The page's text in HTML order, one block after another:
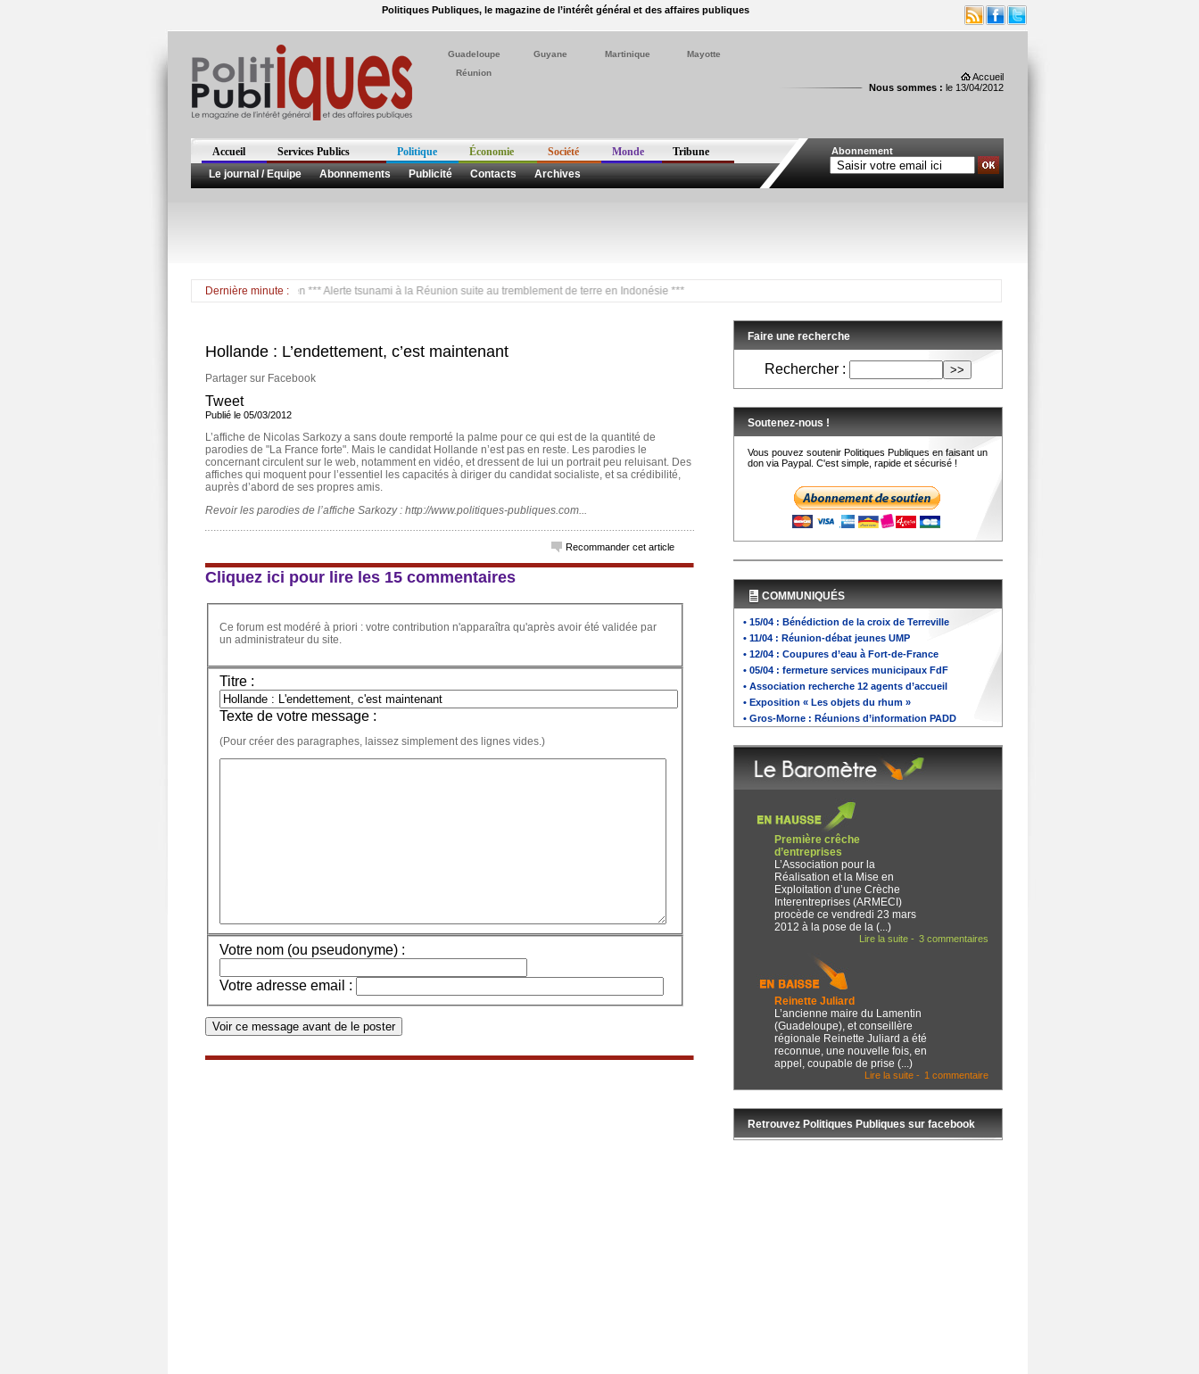
Politiques Publiques, le magazine de l’intérêt général et des affaires publiques
Accueil
Nous sommes : le 13/04/2012
Guadeloupe Guyane Martinique
Mayotte
Réunion
Abonnement
Accueil Services Publics Politique Économie Société Monde
Tribune
Le journal / Equipe
Abonnements Publicité Contacts Archives
Dernière minute :
*** Mort d'Ahmed Ben Bella, 1er Président Algérien *** Alerte tsunami à la Réunion suite au tremblement de terre en Indonésie ***
Hollande : L’endettement, c’est maintenant
Partager sur Facebook
Tweet
Publié le 05/03/2012
L’affiche de Nicolas Sarkozy a sans doute remporté la palme pour ce qui est de la quantité de
parodies de "La France forte". Mais le candidat Hollande n’est pas en reste. Les parodies le
concernant circulent sur le web, notamment en vidéo, et dressent de lui un portrait peu reluisant. Des
affiches qui moquent pour l’essentiel les capacités à diriger du candidat socialiste, et sa crédibilité,
auprès d’abord de ses propres amis.
Revoir les parodies de l’affiche Sarkozy : http://www.politiques-publiques.com...
Recommander cet article
Cliquez ici pour lire les 15 commentaires
Ce forum est modéré à priori : votre contribution n'apparaîtra qu'après avoir été validée par
un administrateur du site.
Titre :
Texte de votre message :
(Pour créer des paragraphes, laissez simplement des lignes vides.)
Votre nom (ou pseudonyme) :
Votre adresse email :
Faire une recherche
Rechercher :
Soutenez-nous !
Vous pouvez soutenir Politiques Publiques en faisant un
don via Paypal. C'est simple, rapide et sécurisé !
COMMUNIQUÉS
• 15/04 : Bénédiction de la croix de Terreville
• 11/04 : Réunion-débat jeunes UMP
• 12/04 : Coupures d’eau à Fort-de-France
• 05/04 : fermeture services municipaux FdF
• Association recherche 12 agents d’accueil
• Exposition « Les objets du rhum »
• Gros-Morne : Réunions d’information PADD
Première crêche
d’entreprises
L’Association pour la
Réalisation et la Mise en
Exploitation d’une Crèche
Interentreprises (ARMECI)
procède ce vendredi 23 mars
2012 à la pose de la (...)
3 commentaires
Lire la suite -
Reinette Juliard
L’ancienne maire du Lamentin
(Guadeloupe), et conseillère
régionale Reinette Juliard a été
reconnue, une nouvelle fois, en
appel, coupable de prise (...)
1 commentaire
Lire la suite -
Retrouvez Politiques Publiques sur facebook